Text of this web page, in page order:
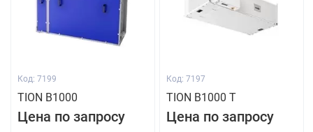
Код: 7199
TION В1000
Цена по запросу
Код: 7197
TION В1000 Т
Цена по запросу